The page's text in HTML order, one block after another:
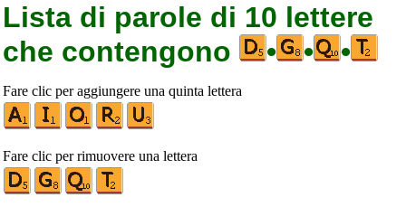
Lista di parole di 10 lettere
che contengono
• • •
Fare clic per aggiungere una quinta lettera
Fare clic per rimuovere una lettera